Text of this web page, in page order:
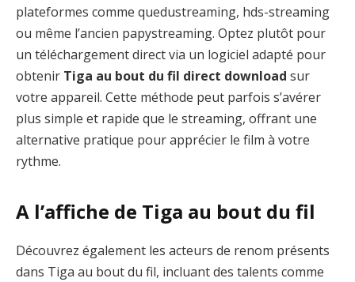
plateformes comme quedustreaming, hds-streaming
ou même l’ancien papystreaming. Optez plutôt pour
un téléchargement direct via un logiciel adapté pour
obtenir Tiga au bout du fil direct download sur
votre appareil. Cette méthode peut parfois s’avérer
plus simple et rapide que le streaming, offrant une
alternative pratique pour apprécier le film à votre
rythme.
A l’affiche de Tiga au bout du fil
Découvrez également les acteurs de renom présents
dans Tiga au bout du fil, incluant des talents comme